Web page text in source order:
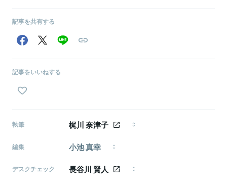
記事を共有する
記事をいいねする
執筆 梶川 奈津子
事する傍ら、フリーランスのライター・編集者として
方・働き方を肯定できる」機会を創出したい。日本語
編集 小池 真幸
『CAIXA』副編集長、『FastGrow』編集パートナー、グ
デスクチェック 長谷川 賢人